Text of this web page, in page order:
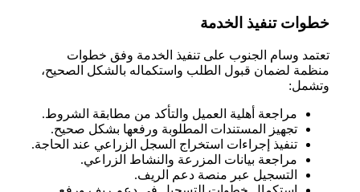
خطوات تنفيذ الخدمة
تعتمد وسام الجنوب على تنفيذ الخدمة وفق خطوات
منظمة لضمان قبول الطلب واستكماله بالشكل الصحيح،
وتشمل:
مراجعة أهلية العميل والتأكد من مطابقة الشروط.
تجهيز المستندات المطلوبة ورفعها بشكل صحيح.
تنفيذ إجراءات استخراج السجل الزراعي عند الحاجة.
مراجعة بيانات المزرعة والنشاط الزراعي.
التسجيل عبر منصة دعم الريف.